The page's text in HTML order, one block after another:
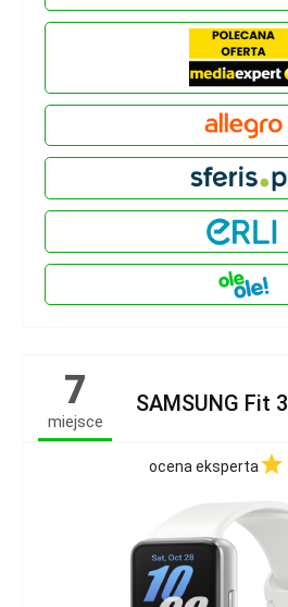
7
miejsce
SAMSUNG Fit 3
ocena eksperta